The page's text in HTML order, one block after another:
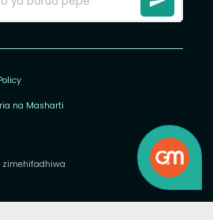
na Masharti
zimehifadhiwa